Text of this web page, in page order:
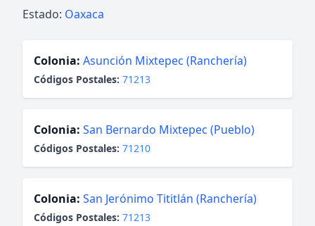
Estado: Oaxaca
Colonia: Asunción Mixtepec (Ranchería)
Códigos Postales: 71213
Colonia: San Bernardo Mixtepec (Pueblo)
Códigos Postales: 71210
Colonia: San Jerónimo Tititlán (Ranchería)
Códigos Postales: 71213